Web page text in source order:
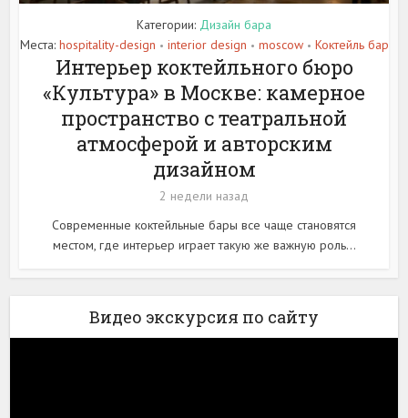
Категории: Дизайн бара
Места: hospitality-design • interior design • moscow • Коктейль бар
Интерьер коктейльного бюро
«Культура» в Москве: камерное
пространство с театральной
атмосферой и авторским
дизайном
2 недели назад
Современные коктейльные бары все чаще становятся
местом, где интерьер играет такую же важную роль...
Видео экскурсия по сайту